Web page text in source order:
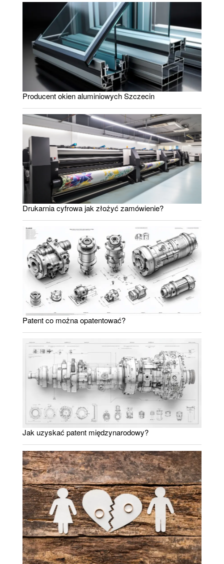
Producent okien aluminiowych Szczecin
Drukarnia cyfrowa jak złożyć zamówienie?
Patent co można opatentować?
Jak uzyskać patent międzynarodowy?